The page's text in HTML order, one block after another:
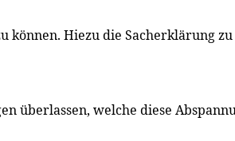
können. Hiezu die Sacherklärung
überlassen, welche diese